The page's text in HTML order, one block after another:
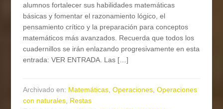
alumnos fortalecer sus habilidades matemáticas
básicas y fomentar el razonamiento lógico, el
pensamiento crítico y la preparación para conceptos
matemáticos más avanzados. Recuerda que todos los
cuadernillos se irán enlazando progresivamente en esta
entrada: VER ENTRADA. Las […]
Archivado en: Matemáticas,Operaciones,Operaciones
con naturales, Restas